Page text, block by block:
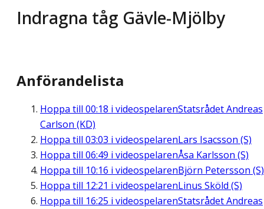
Indragna tåg Gävle-Mjölby
Anförandelista
Hoppa till 00:18 i videospelarenStatsrådet Andreas
Carlson (KD)
Hoppa till 03:03 i videospelarenLars Isacsson (S)
Hoppa till 06:49 i videospelarenÅsa Karlsson (S)
Hoppa till 10:16 i videospelarenBjörn Petersson (S)
Hoppa till 12:21 i videospelarenLinus Sköld (S)
Hoppa till 16:25 i videospelarenStatsrådet Andreas